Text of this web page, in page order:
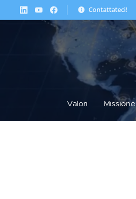
Contattateci!
Valori Missione